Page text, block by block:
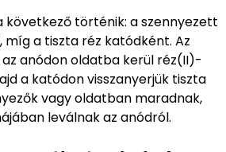
következő történik: a szennyezett
míg a tiszta réz katódként. Az
anódon oldatba kerül réz(II)-
a katódon visszanyerjük tiszta
vagy oldatban maradnak,
leválnak az anódról.